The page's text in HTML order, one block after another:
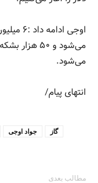
اوجی
می‌شود و ۵۰
می‌شود.
انتهای پیام/
جواد اوجی
گاز
مطالب بعدی